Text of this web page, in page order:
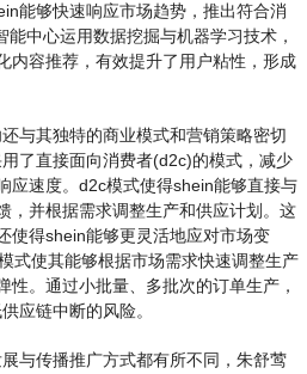
能够快速响应市场趋势，推出符合消
中心运用数据挖掘与机器学习技术，
内容推荐，有效提升了用户粘性，形成
与其独特的商业模式和营销策略密切
了直接面向消费者(d2c)的模式，减少
应速度。d2c模式使得shein能够直接与
，并根据需求调整生产和供应计划。这
使得shein能够更灵活地应对市场变
式使其能够根据市场需求快速调整生产
性。通过小批量、多批次的订单生产，
应链中断的风险。
与传播推广方式都有所不同，朱舒莺